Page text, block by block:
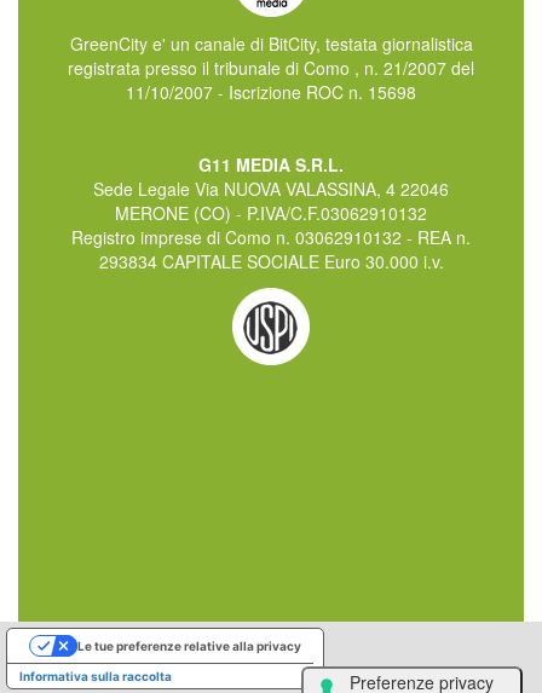
GreenCity e' un canale di BitCity, testata giornalistica
registrata presso il tribunale di Como , n. 21/2007 del
11/10/2007 - Iscrizione ROC n. 15698
G11 MEDIA S.R.L.
Sede Legale Via NUOVA VALASSINA, 4 22046
MERONE (CO) - P.IVA/C.F.03062910132
Registro imprese di Como n. 03062910132 - REA n.
293834 CAPITALE SOCIALE Euro 30.000 i.v.
Informativa sulla raccolta
Le tue preferenze relative alla privacy